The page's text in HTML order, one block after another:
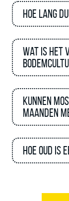
Hoe lang
Wat is het
Kunnen
maanden
Hoe oud is